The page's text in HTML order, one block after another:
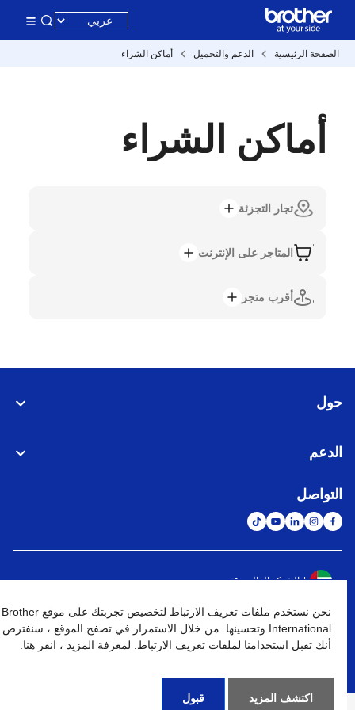
الصفحة الرئيسية الدعم والتحميل أماكن الشراء
أماكن الشراء
تجار التجزئة
المتاجر على الإنترنت
أقرب متجر
حول
الدعم
التواصل
الشبكة العالمية
نهج الخصوصية شروط الإستخدام خريطة الموقع الإنتقال إلى الموقع العالمي
كافة الحقوق محفوظة. BROTHER INTERNATIONAL (GULF) FZE
نحن نستخدم ملفات تعريف الارتباط لتخصيص تجربتك على موقع Brother
International وتحسينها. من خلال الاستمرار في تصفح الموقع ، سنفترض
أنك تقبل استخدامنا لملفات تعريف الارتباط. لمعرفة المزيد ، انقر هنا.
اكتشف المزيد قبول